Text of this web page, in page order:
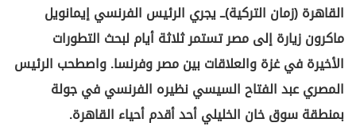
القاهرة (زمان التركية)ــ يجري الرئيس الفرنسي إيمانويل
ماكرون زيارة إلى مصر تستمر ثلاثة أيام لبحث التطورات
الأخيرة في غزة والعلاقات بين مصر وفرنسا. واصطحب الرئيس
المصري عبد الفتاح السيسي نظيره الفرنسي في جولة
بمنطقة سوق خان الخليلي أحد أقدم أحياء القاهرة.